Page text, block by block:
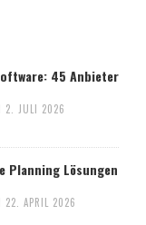
45 Anbieter
2. JULI 2026
Planning Lösungen
22. APRIL 2026